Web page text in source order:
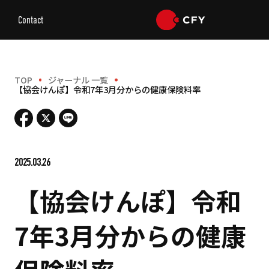
Contact
TOP ジャーナル 一覧
【協会けんぽ】令和7年3月分からの健康保険料率
2025.03.26
【協会けんぽ】令和
7年3月分からの健康